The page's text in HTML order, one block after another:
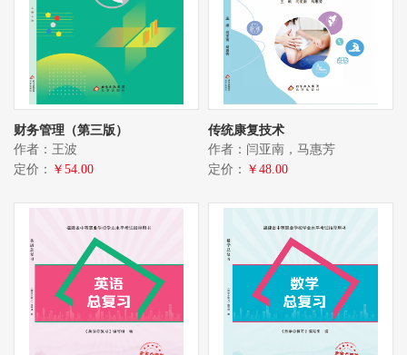
财务管理（第三版）
作者：王波
定价： ￥54.00
传统康复技术
作者：闫亚南，马惠芳
定价： ￥48.00